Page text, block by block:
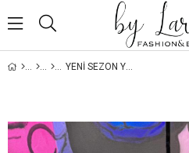
YENİ SEZON YSL LACİVERT TRİKO TSHİRT